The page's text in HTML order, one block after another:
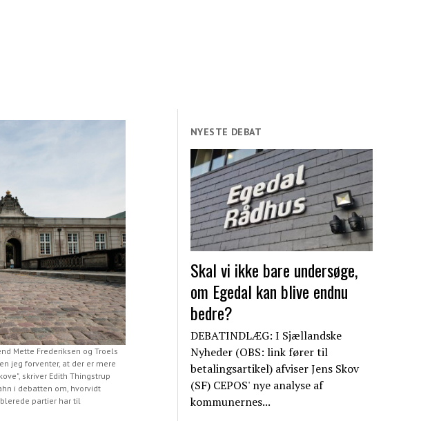
Mette Frederiksen og Troels
jeg forventer, at der er mere
skriver Edith Thingstrup
i debatten om, hvorvidt
partier har til
NYESTE DEBAT
Skal vi ikke bare undersøge,
om Egedal kan blive endnu
bedre?
DEBATINDLÆG: I Sjællandske
Nyheder (OBS: link fører til
betalingsartikel) afviser Jens Skov
(SF) CEPOS' nye analyse af
kommunernes...